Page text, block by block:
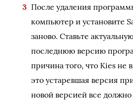
После удаления
компьютер и установите
заново. Ставьте
последнюю версию
причина того, что Kies не
это устаревшая версия
новой версией все должно